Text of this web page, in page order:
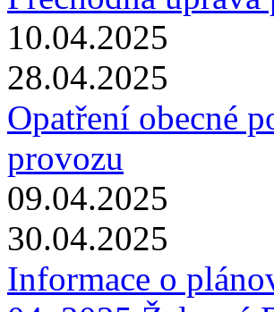
10.04.2025
28.04.2025
Opatření obecné
provozu
09.04.2025
30.04.2025
Informace o